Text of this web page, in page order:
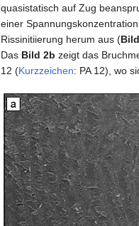
quasistatisch auf Zug
einer
Rissinitiierung herum aus (
Das Bild 2b zeigt das
12 (Kurzzeichen: PA 12), wo